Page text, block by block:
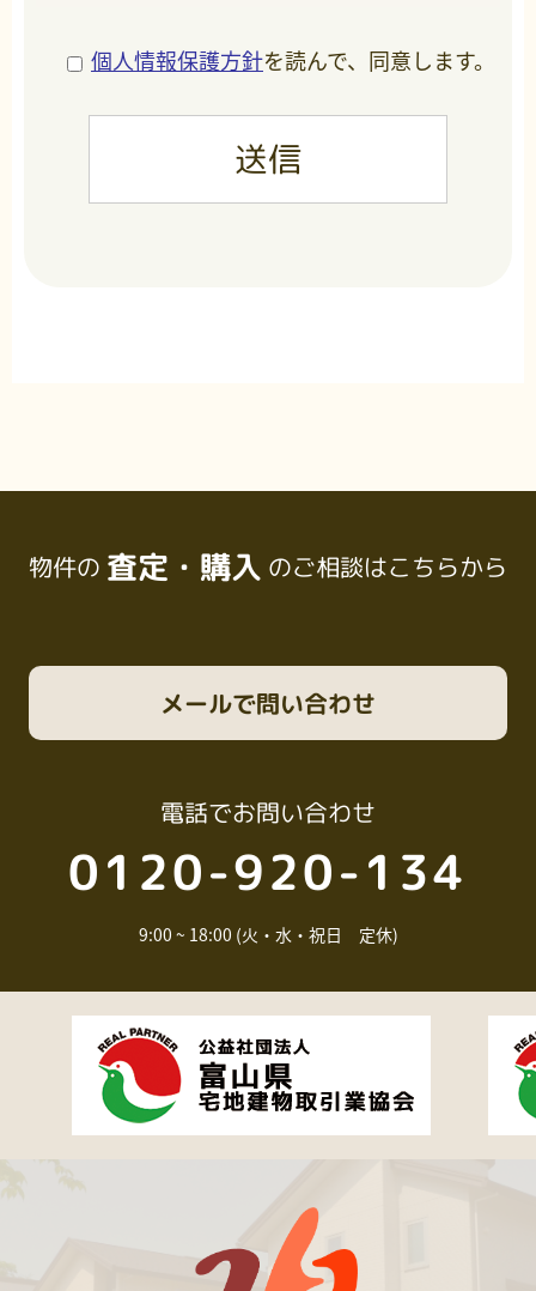
個人情報保護方針を読んで、同意します。
物件の 査定・購入 のご相談はこちらから
電話でお問い合わせ
0120-920-134
9:00 ~ 18:00 (火・水・祝日 定休)
メールで問い合わせ